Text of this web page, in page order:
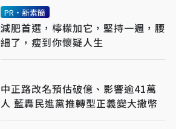
PR・新素簡
減肥首選，檸檬加它，堅持一週，腰
細了，瘦到你懷疑人生
中正路改名預估破億、影響逾41萬
人 藍轟民進黨推轉型正義變大撒幣